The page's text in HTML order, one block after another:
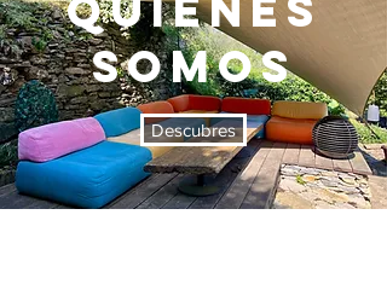
SOMOS
Descubres